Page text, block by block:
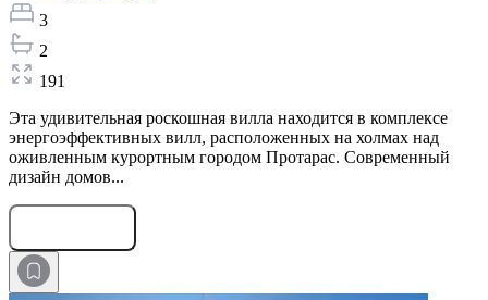
3
2
191
Эта удивительная роскошная вилла находится в комплексе
энергоэффективных вилл, расположенных на холмах над
оживленным курортным городом Протарас. Современный
дизайн домов...